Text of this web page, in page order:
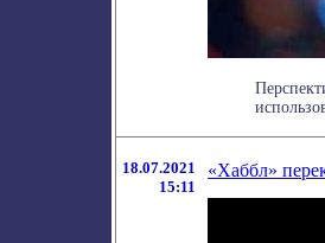
18.07.2021
15:11
«Хаббл»